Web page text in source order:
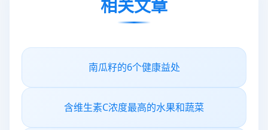
相关文章
南瓜籽的6个健康益处
含维生素C浓度最高的水果和蔬菜